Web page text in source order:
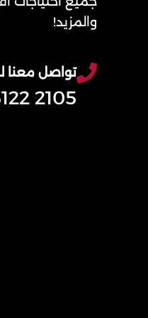
والمزيد!
تواصل معنا
2105 3122 974+